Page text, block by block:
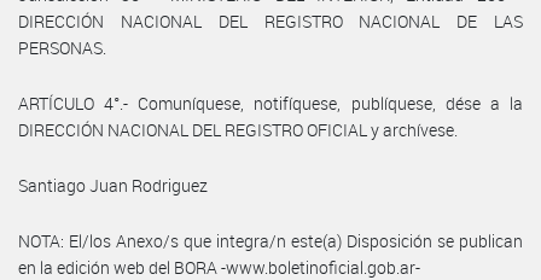
DIRECCIÓN NACIONAL DEL REGISTRO NACIONAL DE LAS
PERSONAS.
ARTÍCULO 4°.- Comuníquese, notifíquese, publíquese, dése a la
DIRECCIÓN NACIONAL DEL REGISTRO OFICIAL y archívese.
Santiago Juan Rodriguez
NOTA: El/los Anexo/s que integra/n este(a) Disposición se publican
en la edición web del BORA -www.boletinoficial.gob.ar-